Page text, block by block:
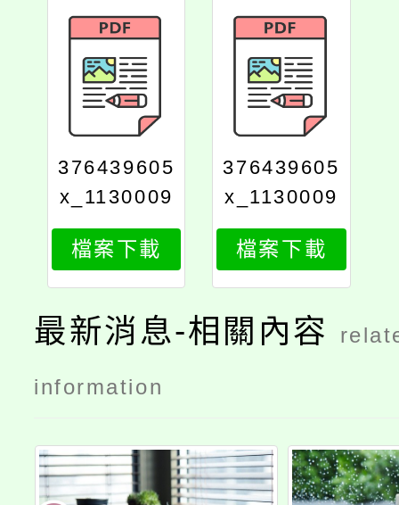
376439605
x_1130009
407_attach
2
檔案下載
376439605
x_1130009
407_attach
1
檔案下載
最新消息-相關內容
information